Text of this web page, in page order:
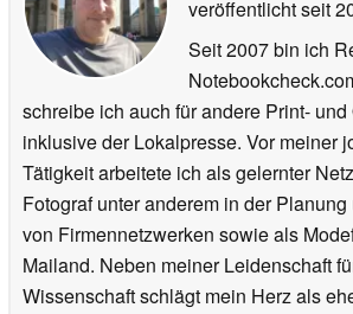
veröffentlichtseit
Seit 2007 bin ich
schreibe ich auch für andere Print-
inklusive der Lokalpresse. Vor meiner
Tätigkeit arbeitete ich als gelernter
Fotograf unter anderem in der
von Firmennetzwerken sowie als
Mailand. Neben meiner Leidenschaft
Wissenschaft schlägt mein Herz als